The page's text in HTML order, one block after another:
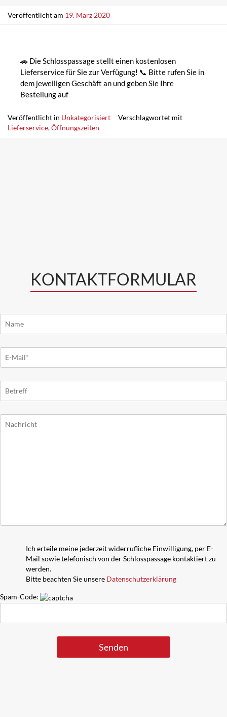
Veröffentlicht am 19. März 2020
🚗 Die Schlosspassage stellt einen kostenlosen
Lieferservice für Sie zur Verfügung! 📞 Bitte rufen Sie in
dem jeweiligen Geschäft an und geben Sie Ihre
Bestellung auf
Veröffentlicht in Unkategorisiert
Verschlagwortet mit
Lieferservice,Öffnungszeiten
KONTAKTFORMULAR
Ich erteile meine jederzeit widerrufliche Einwilligung, per E-
Mail sowie telefonisch von der Schlosspassage kontaktiert zu
werden.
Bitte beachten Sie unsere Datenschutzerklärung
Spam-Code: